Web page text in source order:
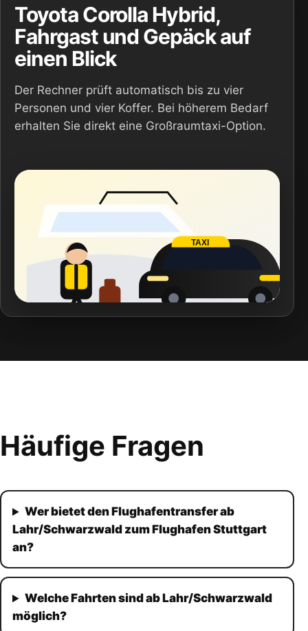
Toyota Corolla Hybrid,
Fahrgast und Gepäck auf
einen Blick
Der Rechner prüft automatisch bis zu vier
Personen und vier Koffer. Bei höherem Bedarf
erhalten Sie direkt eine Großraumtaxi-Option.
TAXI
Häufige Fragen
Wer bietet den Flughafentransfer ab
Lahr/Schwarzwald zum Flughafen Stuttgart
an?
Welche Fahrten sind ab Lahr/Schwarzwald
möglich?